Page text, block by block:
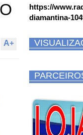
A+
https://
diamantina-